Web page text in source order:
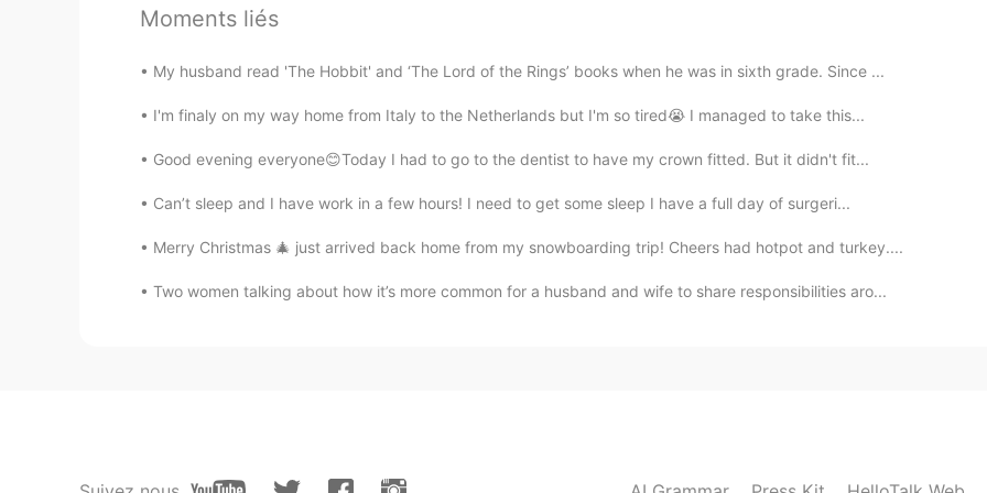
KR EN
Oh wow i've seen youtube videos that you are in before
Moments liés
My husband read 'The Hobbit' and ‘The Lord of the Rings’ books when he was in sixth grade. Since ...
I'm finaly on my way home from Italy to the Netherlands but I'm so tired😭 I managed to take this...
Good evening everyone😊Today I had to go to the dentist to have my crown fitted. But it didn't fit...
Can’t sleep and I have work in a few hours! I need to get some sleep I have a full day of surgeri...
Merry Christmas 🎄 just arrived back home from my snowboarding trip! Cheers had hotpot and turkey....
Two women talking about how it’s more common for a husband and wife to share responsibilities aro...